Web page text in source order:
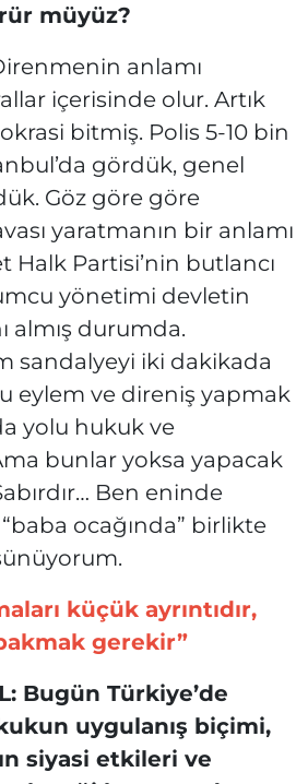
müyüz?
anlamı
içerisinde olur. Artık
bitmiş. Polis 5-10 bin
gördük, genel
Göz göre göre
yaratmanın bir anlamı
Halk Partisi’nin butlancı
yönetimi devletin
almış durumda.
sandalyeyi iki dakikada
eylem ve direniş yapmak
yolu hukuk ve
bunlar yoksa yapacak
Ben eninde
ocağında” birlikte
küçük ayrıntıdır,
gerekir”
Bugün Türkiye’de
uygulanış biçimi,
siyasi etkileri ve